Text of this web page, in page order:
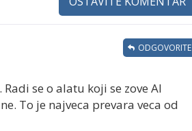
se o alatu koji se zove Al
To je najveca prevara veca od
ODGOVORITE